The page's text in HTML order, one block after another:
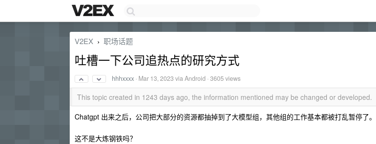
V2EX › 职场话题
吐槽一下公司追热点的研究方式
hhhxxxx · Mar 13, 2023 via Android · 3605 views
This topic created in 1243 days ago, the information mentioned may be changed or developed.
Chatgpt 出来之后，公司把大部分的资源都抽掉到了大模型组，其他组的工作基本都被打乱暂停了。
这不是大炼钢铁吗？